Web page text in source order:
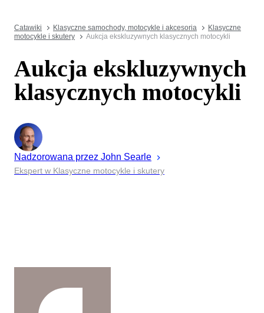
Catawiki Klasyczne samochody, motocykle i akcesoria
Klasyczne
motocykle i skutery
Aukcja ekskluzywnych klasycznych motocykli
Aukcja ekskluzywnych
klasycznych motocykli
Nadzorowana przez John Searle
Ekspert w Klasyczne motocykle i skutery